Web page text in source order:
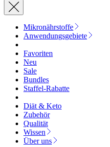
Mikronährstoffe
Anwendungsgebiete
Favoriten
Neu
Sale
Bundles
Staffel-Rabatte
Diät & Keto
Zubehör
Qualität
Wissen
Über uns